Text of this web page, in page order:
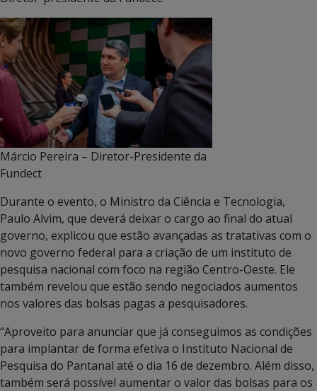
Márcio Pereira – Diretor-Presidente da
Fundect
Durante o evento, o Ministro da Ciência e Tecnologia,
Paulo Alvim, que deverá deixar o cargo ao final do atual
governo, explicou que estão avançadas as tratativas com o
novo governo federal para a criação de um instituto de
pesquisa nacional com foco na região Centro-Oeste. Ele
também revelou que estão sendo negociados aumentos
nos valores das bolsas pagas a pesquisadores.
“Aproveito para anunciar que já conseguimos as condições
para implantar de forma efetiva o Instituto Nacional de
Pesquisa do Pantanal até o dia 16 de dezembro. Além disso,
também será possível aumentar o valor das bolsas para os